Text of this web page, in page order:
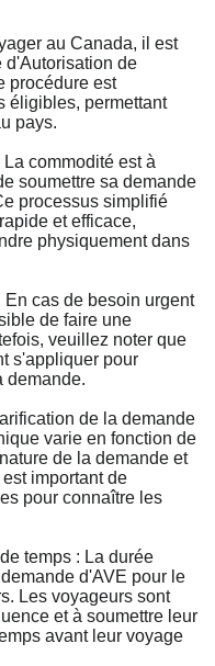
au Canada, il est
d'Autorisation de
procédure est
éligibles, permettant
pays.
commodité est à
soumettre sa demande
processus simplifié
et efficace,
physiquement dans
cas de besoin urgent
de faire une
veuillez noter que
s'appliquer pour
demande.
de la demande
varie en fonction de
de la demande et
important de
pour connaître les
temps : La durée
d'AVE pour le
Les voyageurs sont
et à soumettre leur
avant leur voyage